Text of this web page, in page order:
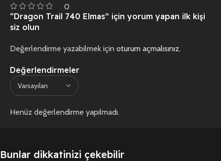
0
Değerlendirmeler
Henüz değerlendirme yapılmadı.
“Dragon Trail 740 Elmas” için yorum yapan ilk kişi
siz olun
Değerlendirme yazabilmek için oturum açmalısınız.
Bunlar dikkatinizi çekebilir